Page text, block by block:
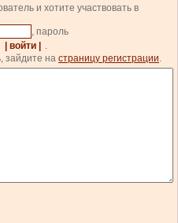
и хотите участвовать в
, пароль
| войти |
.
зайдите на страницу регистрации.